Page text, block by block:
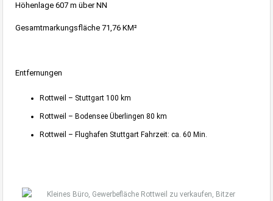
Höhenlage 607 m über NN
Gesamtmarkungsfläche 71,76 KM²
Entfernungen
Rottweil – Stuttgart 100 km
Rottweil – Bodensee Überlingen 80 km
Rottweil – Flughafen Stuttgart Fahrzeit: ca. 60 Min.